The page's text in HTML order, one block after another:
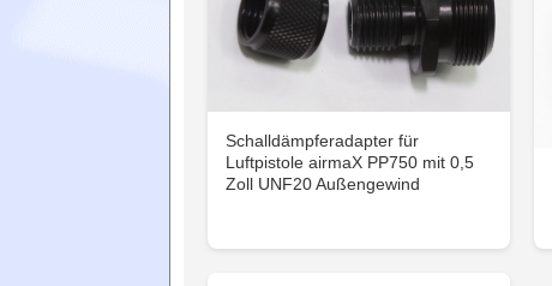
Schalldämpferadapter für
Luftpistole airmaX PP750 mit 0,5
Zoll UNF20 Außengewind